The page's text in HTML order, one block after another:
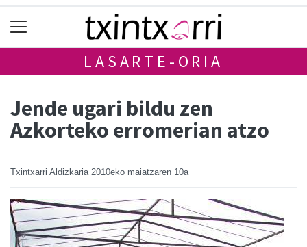
LASARTE-ORIA
Jende ugari bildu zen
Azkorteko erromerian atzo
Txintxarri Aldizkaria 2010eko maiatzaren 10a